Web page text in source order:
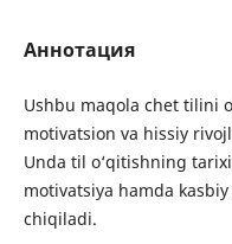
Аннотация
Ushbu maqola chet tilini
motivatsion va hissiy
Unda til o‘qitishning
motivatsiya hamda
chiqiladi.